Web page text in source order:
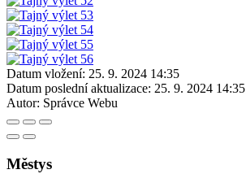
Datum vložení: 25. 9. 2024 14:35
Datum poslední aktualizace: 25. 9. 2024 14:35
Autor: Správce Webu
Městys